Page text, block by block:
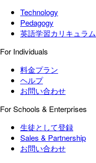
Technology
Pedagogy
英語学習カリキュラム
For Individuals
料金プラン
ヘルプ
お問い合わせ
For Schools & Enterprises
生徒として登録
Sales & Partnership
お問い合わせ